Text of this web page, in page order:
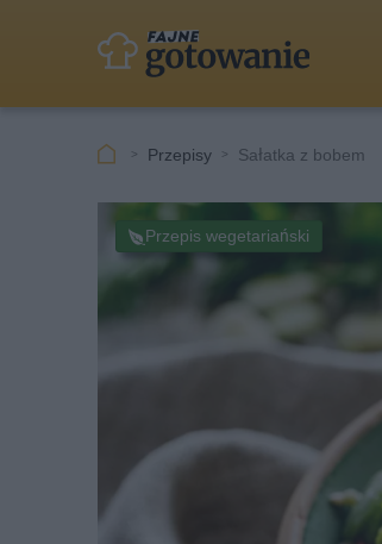
Przepisy Sałatka z bobem
Przepis wegetariański